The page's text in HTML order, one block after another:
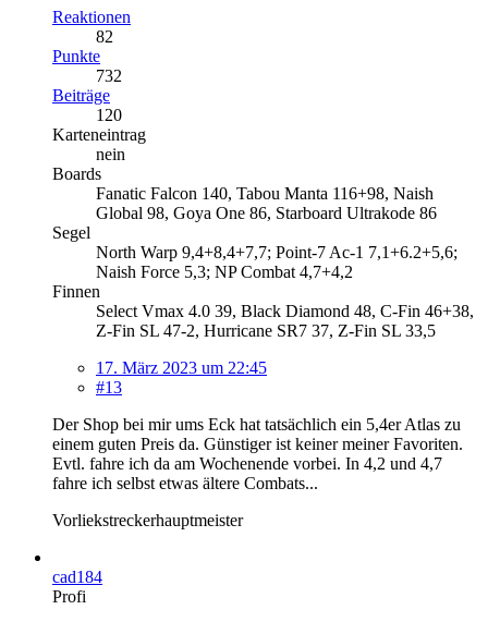
Reaktionen
82
Punkte
732
Beiträge
120
Karteneintrag
nein
Boards
Fanatic Falcon 140, Tabou Manta 116+98, Naish
Global 98, Goya One 86, Starboard Ultrakode 86
Segel
North Warp 9,4+8,4+7,7; Point-7 Ac-1 7,1+6.2+5,6;
Naish Force 5,3; NP Combat 4,7+4,2
Finnen
Select Vmax 4.0 39, Black Diamond 48, C-Fin 46+38,
Z-Fin SL 47-2, Hurricane SR7 37, Z-Fin SL 33,5
17. März 2023 um 22:45
#13
Der Shop bei mir ums Eck hat tatsächlich ein 5,4er Atlas zu
einem guten Preis da. Günstiger ist keiner meiner Favoriten.
Evtl. fahre ich da am Wochenende vorbei. In 4,2 und 4,7
fahre ich selbst etwas ältere Combats...
Vorliekstreckerhauptmeister
cad184
Profi